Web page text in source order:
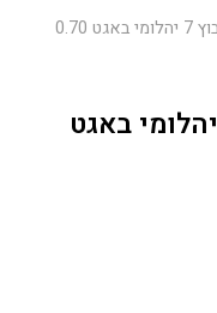
/ תליון זהב לבן בשיבוץ 7 יהלומי באגט 0.70
תליון זהב לבן בשיבוץ 7 יהלומי באגט